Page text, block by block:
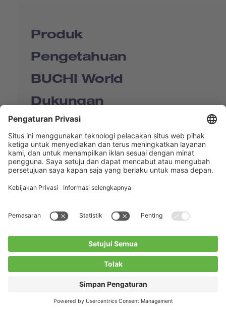
Produk
Pengetahuan
BUCHI World
Dukungan
Shop
Contact us
BUCHI Worldwide
Blogs
LinkedinInstagramTwitter Youtube